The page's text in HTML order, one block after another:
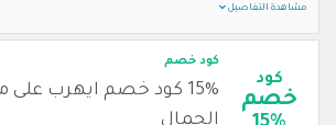
مشاهدة التفاصيل
كود
خصم
كود خصم
15% كود خصم ايهرب
الجمال